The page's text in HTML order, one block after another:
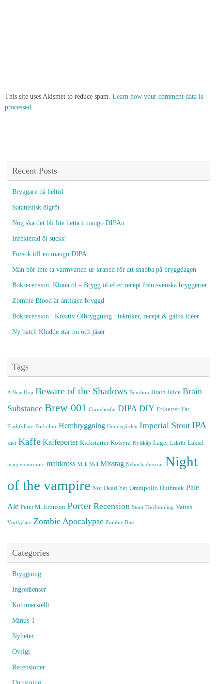
This site uses Akismet to reduce spam. Learn how your comment data is
processed.
Recent Posts
Bryggare på heltid
Satanistisk ölgröt
Nog ska det bli lite hetta i mango DIPAn
Infekterad öl sucks!
Försök till en mango DIPA
Man bör inte ta varmvatten ur kranen för att snabba på bryggdagen
Bokrecension: Klona öl – Brygg öl efter recept från svenska bryggerier
Zombie Blood är äntligen bryggd
Bokrecension : Kreativ Ölbryggning : tekniker, recept & galna idéer
Ny batch Kludde står nu och jäser
Tags
A New Hop Beware of the Shadows Bourbon Brain Juice Brain
Substance Brew 001 Corneliusfat DIPA DIY Etiketter Fat
Flaskfyllare Förkultur Hembryggning Humlegården Imperial Stout IPA
jäst Kaffe Kaffeporter Kickstarter Kolsyra Kylskåp Lager Lakrits Laksil
magnetomrörare maltkross Malt Mill Misstag Nebuchadnezzar Night
of the vampire Not Dead Yet Omnipollo Outbreak Pale
Ale Peter M. Eronson Porter Recension Stout Torrhumling Vatten
Vörtkylare Zombie Apocalypse Zombie Dust
Categories
Bryggning
Ingredienser
Kommersiellt
Minus-1
Nyheter
Övrigt
Recensioner